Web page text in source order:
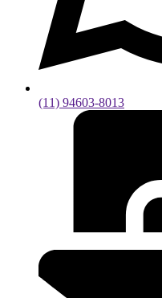
(11) 94603-8013